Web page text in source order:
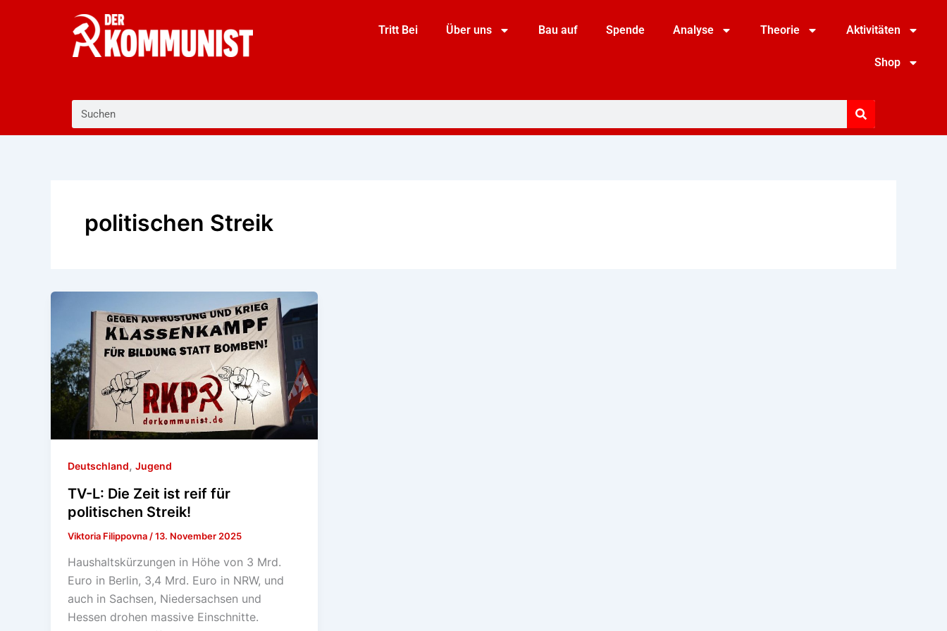
Tritt Bei Über uns Bau auf Spende Analyse Theorie Aktivitäten
Shop
politischen Streik
Deutschland, Jugend
TV-L: Die Zeit ist reif für
politischen Streik!
Viktoria Filippovna /13. November 2025
Haushaltskürzungen in Höhe von 3 Mrd.
Euro in Berlin, 3,4 Mrd. Euro in NRW, und
auch in Sachsen, Niedersachsen und
Hessen drohen massive Einschnitte.